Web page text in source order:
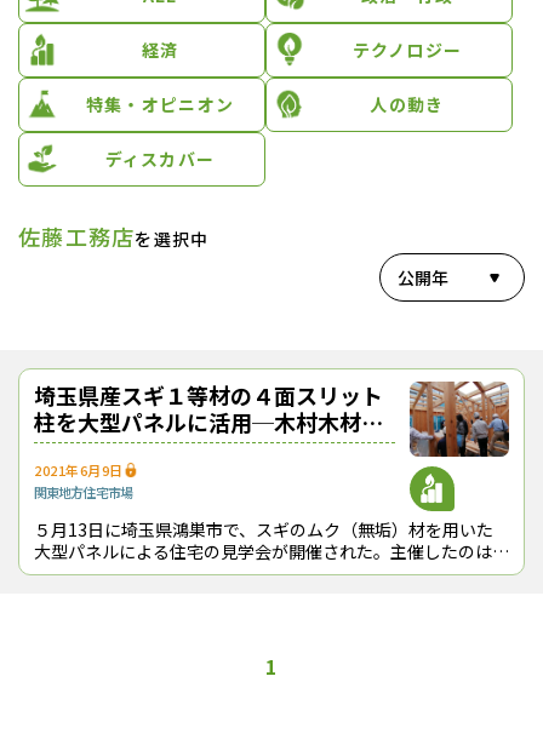
経済 テクノロジー
特集・オピニオン 人の動き
ディスカバー
佐藤工務店を選択中
公開年
埼玉県産スギ１等材の４面スリット
柱を大型パネルに活用─木村木材工
業
2021年6月9日
関東地方住宅市場
５月13日に埼玉県鴻巣市で、スギのムク（無垢）材を用いた
大型パネルによる住宅の見学会が開催された。主催したのは、
同市の木村木材工業（株）（木村司社長）で、（有）佐藤工務
1